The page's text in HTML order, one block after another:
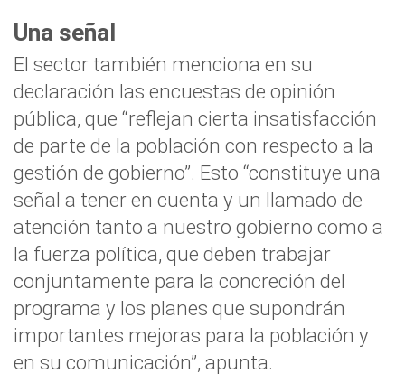
Una señal
El sector también menciona en su
declaración las encuestas de opinión
pública, que “reflejan cierta insatisfacción
de parte de la población con respecto a la
gestión de gobierno”. Esto “constituye una
señal a tener en cuenta y un llamado de
atención tanto a nuestro gobierno como a
la fuerza política, que deben trabajar
conjuntamente para la concreción del
programa y los planes que supondrán
importantes mejoras para la población y
en su comunicación”, apunta.